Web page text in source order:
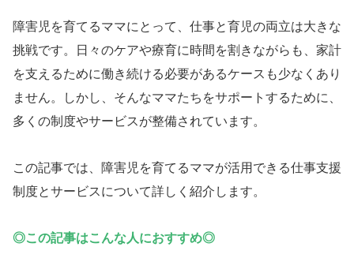
障害児を育てるママにとって、仕事と育児の両立は大きな
挑戦です。日々のケアや療育に時間を割きながらも、家計
を支えるために働き続ける必要があるケースも少なくあり
ません。しかし、そんなママたちをサポートするために、
多くの制度やサービスが整備されています。
この記事では、障害児を育てるママが活用できる仕事支援
制度とサービスについて詳しく紹介します。
◎この記事はこんな人におすすめ◎